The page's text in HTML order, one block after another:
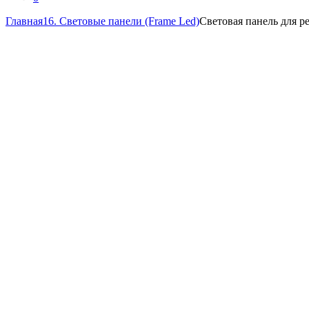
Главная16. Световые панели (Frame Led)Световая панель для